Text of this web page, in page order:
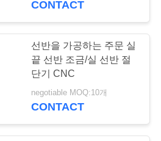
CONTACT
선반을 가공하는 주문 실
끝 선반 조금/실 선반 절
단기 CNC
negotiable MOQ:10개
CONTACT